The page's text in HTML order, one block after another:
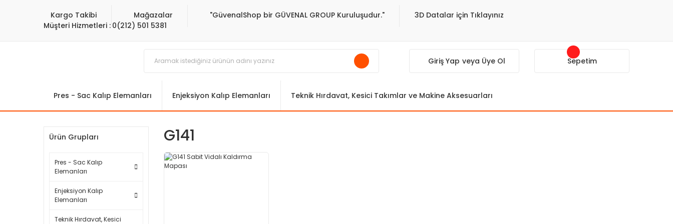
Kargo Takibi Mağazalar "GüvenalShop bir GÜVENAL GROUP Kuruluşudur."
3D Datalar için Tıklayınız
Müşteri Hizmetleri : 0(212) 501 5381
Giriş Yap veya Üye Ol Sepetim
Pres - Sac Kalıp Elemanları Enjeksiyon Kalıp Elemanları Teknik Hırdavat, Kesici Takımlar ve Makine Aksesuarları
Ürün Grupları
Pres - Sac Kalıp
Elemanları
Enjeksiyon Kalıp
Elemanları
Teknik Hırdavat, Kesici
G141